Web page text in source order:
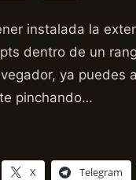
instalada la
dentro de un
ya puedes
pinchando…
X Telegram